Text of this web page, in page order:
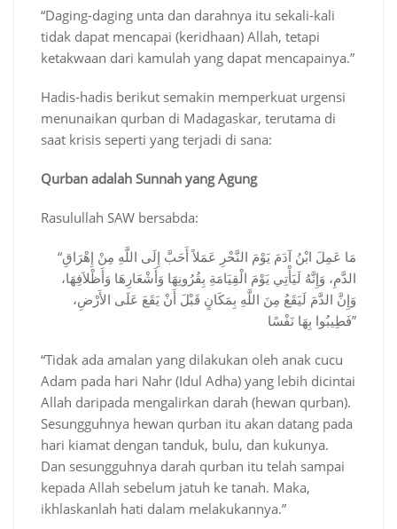
“Daging-daging unta dan darahnya itu sekali-kali
tidak dapat mencapai (keridhaan) Allah, tetapi
ketakwaan dari kamulah yang dapat mencapainya.”
Hadis-hadis berikut semakin memperkuat urgensi
menunaikan qurban di Madagaskar, terutama di
saat krisis seperti yang terjadi di sana:
Qurban adalah Sunnah yang Agung
Rasulullah SAW bersabda:
“مَا عَمِلَ ابْنُ آدَمَ يَوْمَ النَّحْرِ عَمَلاً أَحَبَّ إِلَى اللَّهِ مِنْ إِهْرَاقِ
الدَّمِ، وَإِنَّهُ لَيَأْتِي يَوْمَ الْقِيَامَةِ بِقُرُونِهَا وَأَشْعَارِهَا وَأَظْلاَفِهَا،
وَإِنَّ الدَّمَ لَيَقَعُ مِنَ اللَّهِ بِمَكَانٍ قَبْلَ أَنْ يَقَعَ عَلَى الأَرْضِ،
فَطِيبُوا بِهَا نَفْسًا”
“Tidak ada amalan yang dilakukan oleh anak cucu
Adam pada hari Nahr (Idul Adha) yang lebih dicintai
Allah daripada mengalirkan darah (hewan qurban).
Sesungguhnya hewan qurban itu akan datang pada
hari kiamat dengan tanduk, bulu, dan kukunya.
Dan sesungguhnya darah qurban itu telah sampai
kepada Allah sebelum jatuh ke tanah. Maka,
ikhlaskanlah hati dalam melakukannya.”